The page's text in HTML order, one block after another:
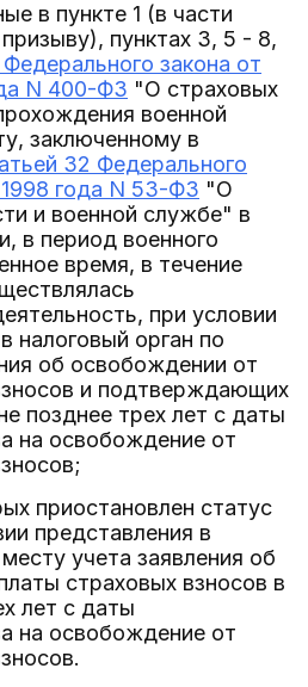
в пункте 1 (в части
пунктах 3, 5 - 8,
Федерального закона от
N 400-ФЗ "О страховых
военной
заключенному в
32 Федерального
года N 53-ФЗ "О
и военной службе" в
в период военного
время, в течение
при условии
налоговый орган по
об освобождении от
и подтверждающих
позднее трех лет с даты
на освобождение от
приостановлен статус
представления в
учета заявления об
страховых взносов в
лет с даты
на освобождение от